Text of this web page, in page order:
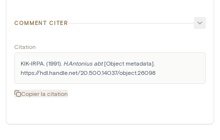
COMMENT CITER
Citation
KIK-IRPA. (1991). H.Antonius abt [Object metadata].
https://hdl.handle.net/20.500.14037/object.26098
Copier la citation